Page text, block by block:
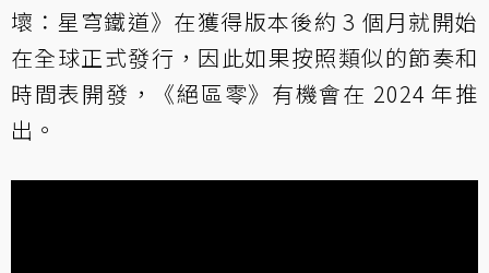
壞：星穹鐵道》在獲得版本後約 3 個月就開始
在全球正式發行，因此如果按照類似的節奏和
時間表開發，《絕區零》有機會在 2024 年推
出。